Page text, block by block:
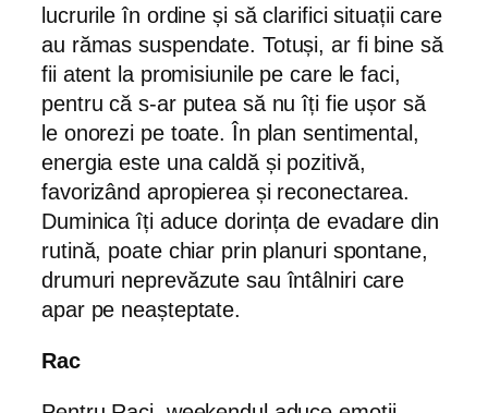
lucrurile în ordine și să clarifici situații care
au rămas suspendate. Totuși, ar fi bine să
fii atent la promisiunile pe care le faci,
pentru că s-ar putea să nu îți fie ușor să
le onorezi pe toate. În plan sentimental,
energia este una caldă și pozitivă,
favorizând apropierea și reconectarea.
Duminica îți aduce dorința de evadare din
rutină, poate chiar prin planuri spontane,
drumuri neprevăzute sau întâlniri care
apar pe neașteptate.
Rac